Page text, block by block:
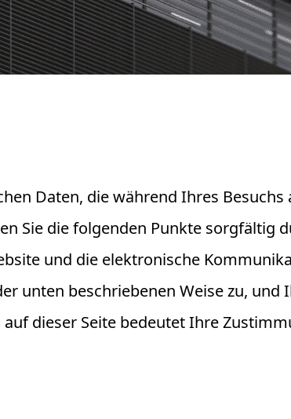
Daten, die während Ihres Besuchs
Sie die folgenden Punkte sorgfältig
und die elektronische
unten beschriebenen Weise zu, und
dieser Seite bedeutet Ihre